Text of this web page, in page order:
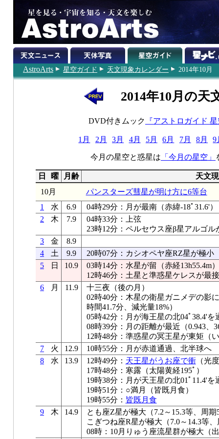
AstroArts 星空ガイド 天文現象カレンダー 2014年10月
2014年10月の天
DVD付きムック 『アストロガイド
1月 2月 3月 4月 5月 6月 7月 8月 9
今月の星空と惑星は 「今月の星空」
日 曜 月齢
天文
10月
パンスターズ彗星が明け方に6等台
1
水 6.9
04時29分：月が最南（赤緯-18ﾟ31.6'）
2
木 7.9
04時33分：上弦
23時12分：ペルセウス座β星アルゴル
3
金
8.9
4
土 9.9
20時07分：カシオペヤ座RZ星が極小
5
日 10.9
03時14分：水星が留（赤経13h55.4m）
12時46分：土星と準惑星ケレスが最
6
月 11.9
十三夜（後の月）
02時40分：木星の衛星ガニメデの影
時間41.7分、減光量18%）
05時42分：月が海王星の北04ﾟ38.4'を
08時39分：月の距離が最近（0.943、
12時48分：準惑星の冥王星が東矩（
7
火 12.9
10時55分：月が赤道通過、北半球へ
8
水 13.9 12時49分： 天王星がうお座で衝（光
17時48分：寒露（太陽黄経195ﾟ）
19時38分：月が天王星の北01ﾟ11.4'を
19時51分：○満月（皆既月食）
19時55分： 皆既月食
9
木 14.9
とも座Z星が極大（7.2～15.3等、周期
こぎつね座R星が極大（7.0～14.3等
08時：10月りゅう座流星群が極大（